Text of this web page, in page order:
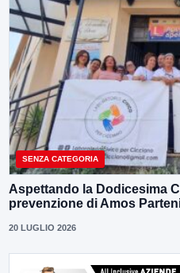
SENZA CATEGORIA
Aspettando la Dodicesima
prevenzione di Amos
20 LUGLIO 2026